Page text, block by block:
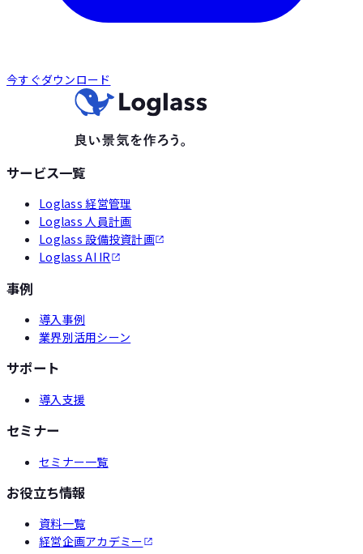
今すぐダウンロード
サービス一覧
Loglass 経営管理
Loglass 人員計画
Loglass 設備投資計画
Loglass AI IR
事例
導入事例
業界別活用シーン
サポート
導入支援
セミナー
セミナー一覧
お役立ち情報
資料一覧
経営企画アカデミー